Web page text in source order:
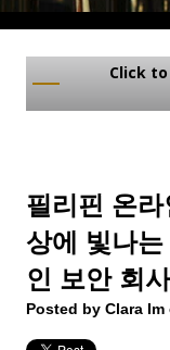
Click
필리핀 온
상에 빛나
인 보안 회
Posted by Clara Im